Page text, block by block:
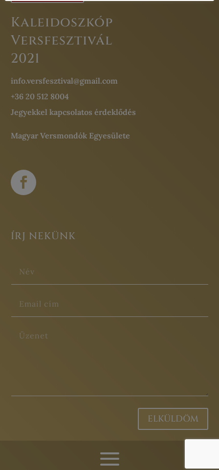
Kaleidoszkóp
Versfesztivál
2021
info.versfesztival@gmail.com
+36 20 512 8004
Jegyekkel kapcsolatos érdeklődés
Magyar Versmondók Egyesülete
ÍRJ NEKÜNK
ELKÜLDÖM